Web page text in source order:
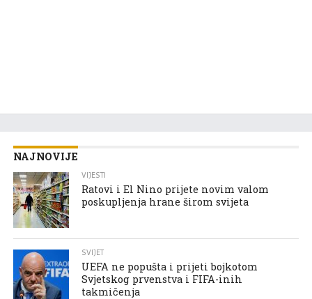
NAJNOVIJE
VIJESTI
Ratovi i El Nino prijete novim valom
poskupljenja hrane širom svijeta
SVIJET
UEFA ne popušta i prijeti bojkotom
Svjetskog prvenstva i FIFA-inih
takmičenja